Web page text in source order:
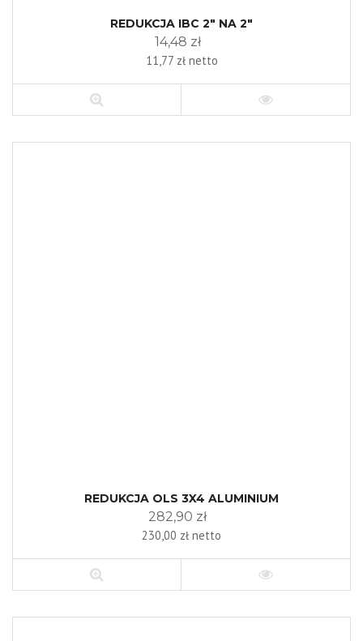
REDUKCJA IBC 2" NA 2"
14,48 zł
11,77 zł netto
REDUKCJA OLS 3X4 ALUMINIUM
282,90 zł
230,00 zł netto